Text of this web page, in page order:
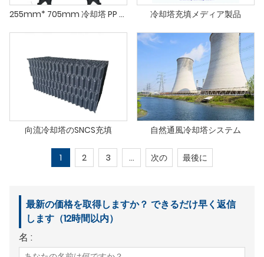
255mm* 705mm 冷却塔 PP スプラッシュ グリッド フィル 冷却塔充填メディア製品
向流冷却塔のSNCS充填 自然通風冷却塔システム
1 2 3 ... 次の 最後に
最新の価格を取得しますか？ できるだけ早く返信
します（12時間以内）
名 :